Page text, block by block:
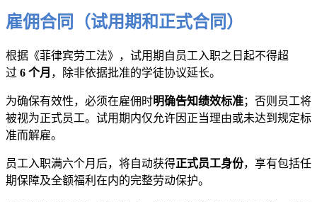
雇佣合同（试用期和正式合同）
根据《菲律宾劳工法》，试用期自员工入职之日起不得超
过 6 个月 ，除非依据批准的学徒协议延长。
为确保有效性，必须在雇佣时明确告知绩效标准；否则员工将
被视为正式员工。试用期内仅允许因正当理由或未达到规定标
准而解雇。
员工入职满六个月后，将自动获得正式员工身份，享有包括任
期保障及全额福利在内的完整劳动保护。